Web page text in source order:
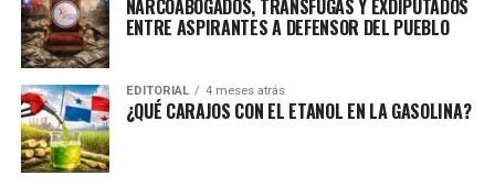
NARCOABOGADOS, TRÁNSFUGAS Y EXDIPUTADOS
ENTRE ASPIRANTES A DEFENSOR DEL PUEBLO
EDITORIAL 4 meses atrás
¿QUÉ CARAJOS CON EL ETANOL EN LA GASOLINA?